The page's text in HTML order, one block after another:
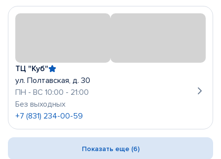
ТЦ "Куб"
ул. Полтавская, д. 30
ПН - ВС 10:00 - 21:00
Без выходных
+7 (831) 234-00-59
Показать еще (6)